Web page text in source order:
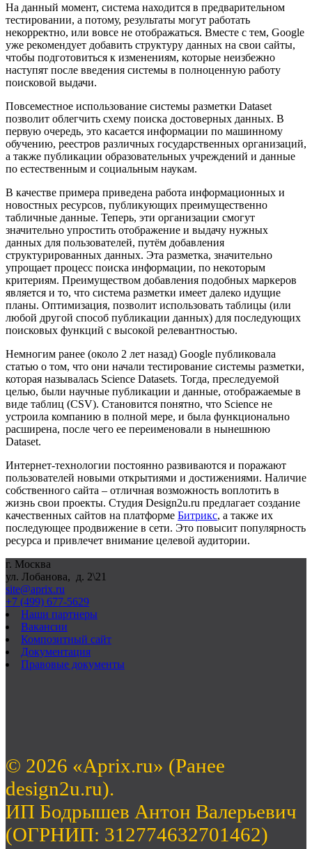
На данный момент, система находится в предварительном
тестировании, а потому, результаты могут работать
некорректно, или вовсе не отображаться. Вместе с тем, Google
уже рекомендует добавить структуру данных на свои сайты,
чтобы подготовиться к изменениям, которые неизбежно
наступят после введения системы в полноценную работу
поисковой выдачи.
Повсеместное использование системы разметки Dataset
позволит облегчить схему поиска достоверных данных. В
первую очередь, это касается информации по машинному
обучению, реестров различных государственных организаций,
а также публикации образовательных учреждений и данные
по естественным и социальным наукам.
В качестве примера приведена работа информационных и
новостных ресурсов, публикующих преимущественно
табличные данные. Теперь, эти организации смогут
значительно упростить отображение и выдачу нужных
данных для пользователей, путём добавления
структурированных данных. Эта разметка, значительно
упрощает процесс поиска информации, по некоторым
критериям. Преимуществом добавления подобных маркеров
является и то, что система разметки имеет далеко идущие
планы. Оптимизация, позволит использовать таблицы (или
любой другой способ публикации данных) для последующих
поисковых функций с высокой релевантностью.
Немногим ранее (около 2 лет назад) Google публиковала
статью о том, что они начали тестирование системы разметки,
которая называлась Science Datasets. Тогда, преследуемой
целью, были научные публикации и данные, отображаемые в
виде таблиц (CSV). Становится понятно, что Science не
устроила компанию в полной мере, и была функционально
расширена, после чего ее переименовали в нынешнюю
Dataset.
Интернет-технологии постоянно развиваются и поражают
пользователей новыми открытиями и достижениями. Наличие
собственного сайта – отличная возможность воплотить в
жизнь свои проекты. Студия Design2u.ru предлагает создание
качественных сайтов на платформе Битрикс, а также их
последующее продвижение в сети. Это повысит популярность
ресурса и привлечет внимание целевой аудитории.
г. Москва
ул. Лобанова, д. 2\21
site@aprix.ru
+7 (499) 677-5629
Наши партнеры
Вакансии
Композитный сайт
Документация
Правовые документы
© 2026 «Aprix.ru» (Ранее
design2u.ru).
ИП Бодрышев Антон Валерьевич
(ОГРНИП: 312774632701462)